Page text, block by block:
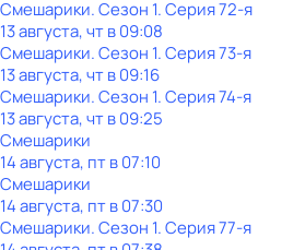
Смешарики. Сезон 1. Серия 72-я
13 августа, чт в 09:08
Смешарики. Сезон 1. Серия 73-я
13 августа, чт в 09:16
Смешарики. Сезон 1. Серия 74-я
13 августа, чт в 09:25
Смешарики
14 августа, пт в 07:10
Смешарики
14 августа, пт в 07:30
Смешарики. Сезон 1. Серия 77-я